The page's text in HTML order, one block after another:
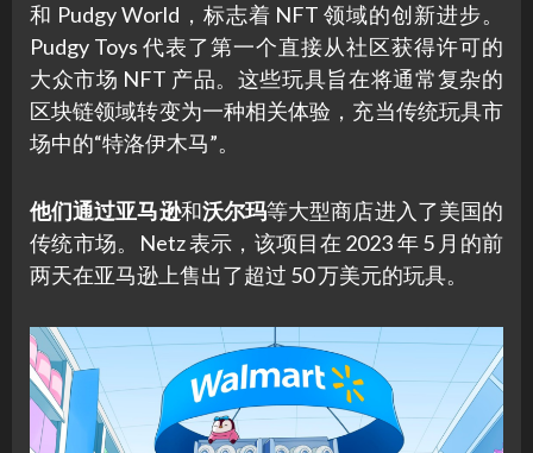
和 Pudgy World，标志着 NFT 领域的创新进步。
Pudgy Toys 代表了第一个直接从社区获得许可的
大众市场 NFT 产品。这些玩具旨在将通常复杂的
区块链领域转变为一种相关体验，充当传统玩具市
场中的“特洛伊木马”。
他们通过亚马逊和沃尔玛等大型商店进入了美国的
传统市场。Netz 表示，该项目在 2023 年 5 月的前
两天在亚马逊上售出了超过 50 万美元的玩具。